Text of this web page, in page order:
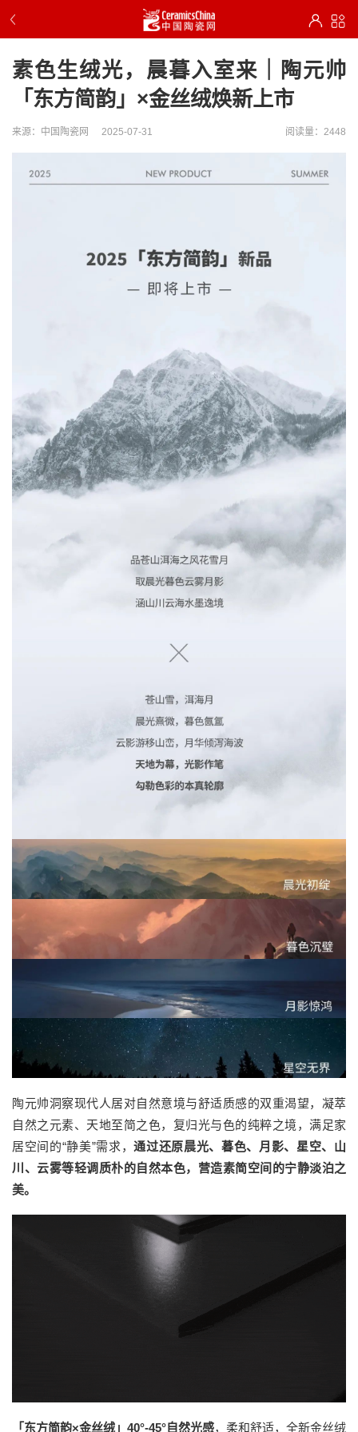
素色生绒光，晨暮入室来｜陶元帅
「东方简韵」×金丝绒焕新上市
来源：中国陶瓷网 2025-07-31 阅读量：2448
陶元帅洞察现代人居对自然意境与舒适质感的双重渴望，凝萃
自然之元素、天地至简之色，复归光与色的纯粹之境，满足家
居空间的“静美”需求，通过还原晨光、暮色、月影、星空、山
川、云雾等轻调质朴的自然本色，营造素简空间的宁静淡泊之
美。
「东方简韵×金丝绒」40°-45°自然光感，柔和舒适，全新金丝绒